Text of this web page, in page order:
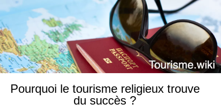
Pourquoi le tourisme religieux trouve
du succès ?